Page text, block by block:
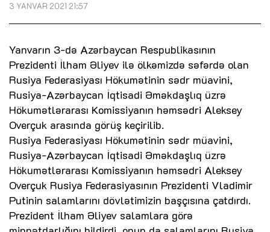
3 YANVAR 2021 21:57
Yanvarın 3-də Azərbaycan Respublikasının
Prezidenti İlham Əliyev ilə ölkəmizdə səfərdə olan
Rusiya Federasiyası Hökumətinin sədr müavini,
Rusiya-Azərbaycan İqtisadi Əməkdaşlıq üzrə
Hökumətlərarası Komissiyanın həmsədri Aleksey
Overçuk arasında görüş keçirilib.
Rusiya Federasiyası Hökumətinin sədr müavini,
Rusiya-Azərbaycan İqtisadi Əməkdaşlıq üzrə
Hökumətlərarası Komissiyanın həmsədri Aleksey
Overçuk Rusiya Federasiyasının Prezidenti Vladimir
Putinin salamlarını dövlətimizin başçısına çatdırdı.
Prezident İlham Əliyev salamlara görə